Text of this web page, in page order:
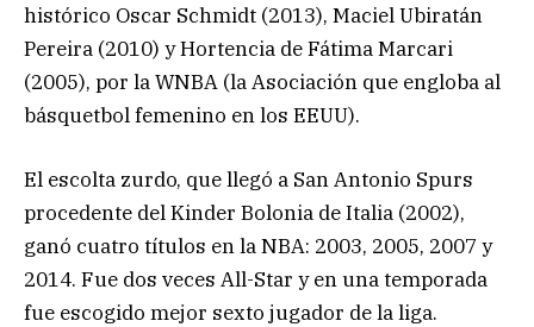
histórico Oscar Schmidt (2013), Maciel Ubiratán
Pereira (2010) y Hortencia de Fátima Marcari
(2005), por la WNBA (la Asociación que engloba al
básquetbol femenino en los EEUU).
El escolta zurdo, que llegó a San Antonio Spurs
procedente del Kinder Bolonia de Italia (2002),
ganó cuatro títulos en la NBA: 2003, 2005, 2007 y
2014. Fue dos veces All-Star y en una temporada
fue escogido mejor sexto jugador de la liga.